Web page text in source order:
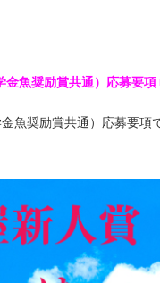
魚奨励賞共通）応募要項
魚奨励賞共通）応募要